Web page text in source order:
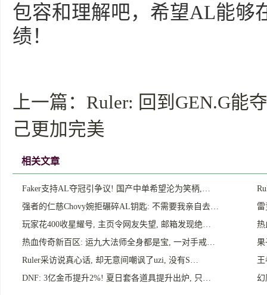
包容和理解吧，希望AL能够
绩！
上一篇： Ruler: 回到GEN.G能
己更加完美
相关文章
Faker支持AL夺冠引争议! 国产中单希望沦为笑柄,…
强者的仁慈Chovy婉拒碾碎AL钥匙: 不需要我亲自去…
玩家花400收星耀号, 主页令网友失望, 邮箱发现绝…
热
热血传奇新百区: 运九大法师全身都是宝, 一对手戒…
果
Ruler采访说真心话, 却无意间嘲讽了uzi, 没有S…
DNF: 3亿金币提升2%! 夏日套各道具提升出炉, 只…
幻